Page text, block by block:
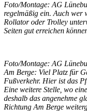
Foto/Montage: AG
regelmäßig ein. Auch wer
Rollator oder Trolley
Seiten gut erreichen
Foto/Montage: AG
Am Berge: Viel Platz für
Fußverkehr. Hier ist das
Eine weitere Stelle, wo
deshalb das angenehme
Richtung Am Berge